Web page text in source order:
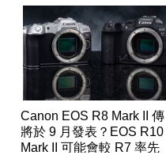
Canon EOS R8 Mark II 傳
將於 9 月發表？EOS R10
Mark II 可能會較 R7 率先